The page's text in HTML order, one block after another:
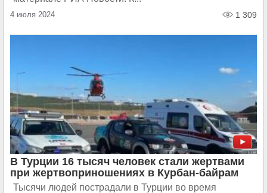
4 июля 2024 1 309
В Турции 16 тысяч человек стали жертвами
при жертвоприношениях в Курбан-байрам
Тысячи людей пострадали в Турции во время